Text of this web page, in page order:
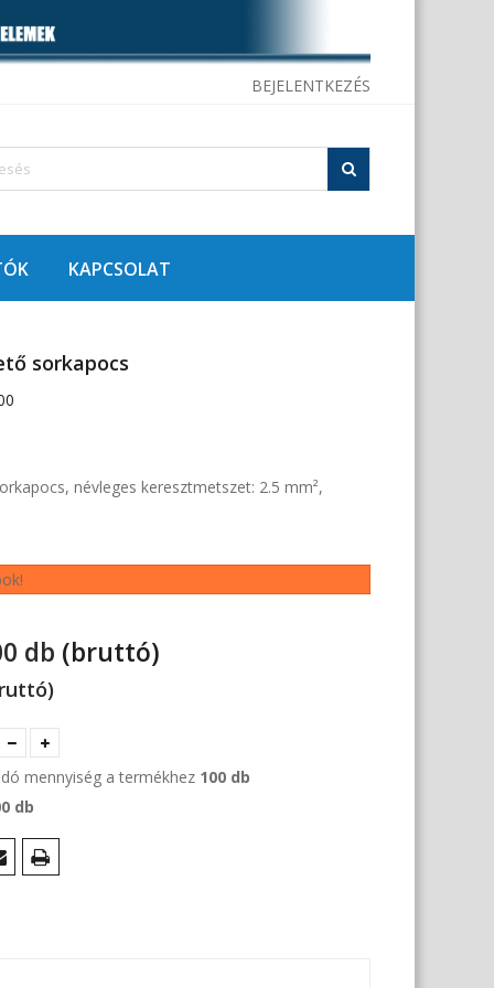
BEJELENTKEZÉS
KAPCSOLAT
sorkapocs
névleges keresztmetszet: 2.5 mm²,
db (bruttó)
mennyiség a termékhez 100 db
db